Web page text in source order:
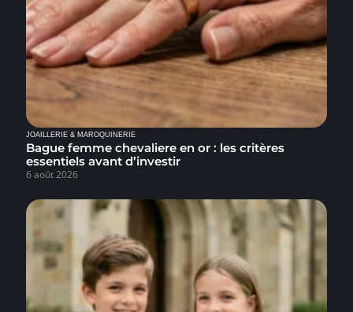
JOAILLERIE & MAROQUINERIE
Bague femme chevaliere en or : les critères
essentiels avant d’investir
6 août 2026